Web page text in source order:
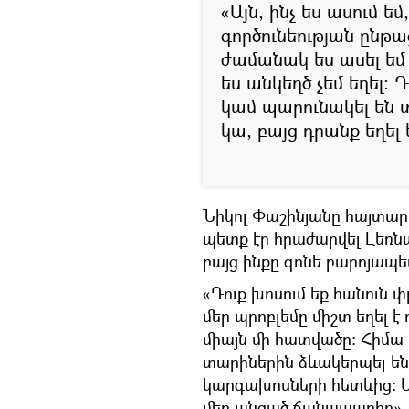
Արցախը Հայաստան է,
«Այն, ինչ ես ասում
գործունեության
ժամանակ ես ասել
ես անկեղծ չեմ եղել։
կամ պարունակել են
կա, բայց դրանք
Նիկոլ Փաշինյանը
պետք էր հրաժարվել
բայց ինքը գոնե
«Դուք խոսում եք հանուն
մեր պրոբլեմը միշտ եղել
միայն մի հատվածը։ Հիմա
տարիներին ձևակերպել
կարգախոսների հետևից։